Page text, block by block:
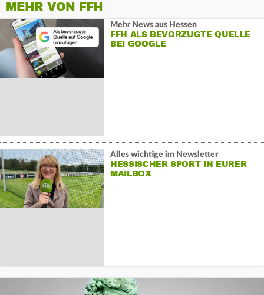
MEHR VON FFH
Mehr News aus Hessen
FFH ALS BEVORZUGTE QUELLE
BEI GOOGLE
Alles wichtige im Newsletter
HESSISCHER SPORT IN EURER
MAILBOX